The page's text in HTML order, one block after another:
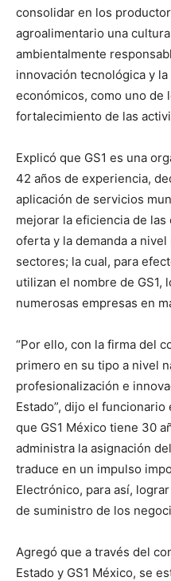
consolidar en los
agroalimentario una
ambientalmente
innovación tecnológica y
económicos, como uno de
fortalecimiento de las
Explicó que GS1 es una
42 años de experiencia,
aplicación de servicios
mejorar la eficiencia de
oferta y la demanda a
sectores; la cual, para
utilizan el nombre de GS1,
numerosas empresas en
“Por ello, con la firma del
primero en su tipo a nivel
profesionalización e
Estado”, dijo el
que GS1 México tiene 30
administra la asignación
traduce en un impulso
Electrónico, para así,
de suministro de los
Agregó que a través del
Estado y GS1 México, se